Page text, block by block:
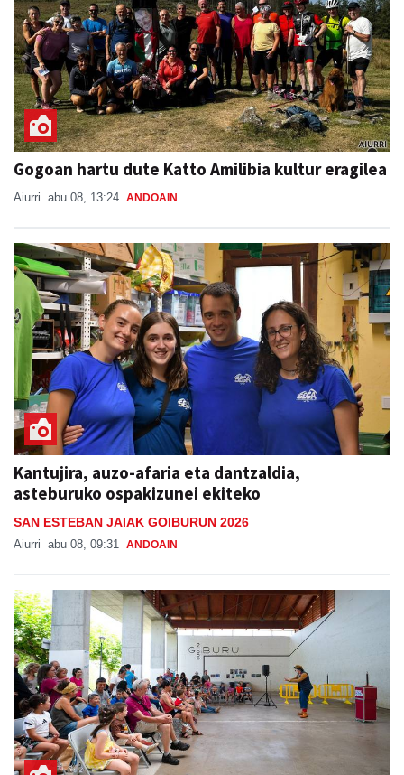
Gogoan hartu dute Katto Amilibia kultur eragilea
Aiurri abu 08, 13:24 ANDOAIN
Kantujira, auzo-afaria eta dantzaldia,
asteburuko ospakizunei ekiteko
SAN ESTEBAN JAIAK GOIBURUN 2026
Aiurri abu 08, 09:31 ANDOAIN